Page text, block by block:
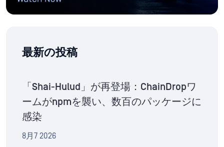
最新の投稿
「Shai-Hulud」が再登場：ChainDropワ
ームがnpmを襲い、数百のパッケージに
感染
8月7 2026